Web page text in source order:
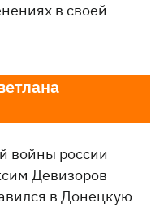
в своей
войны россии
Девизоров
в Донецкую